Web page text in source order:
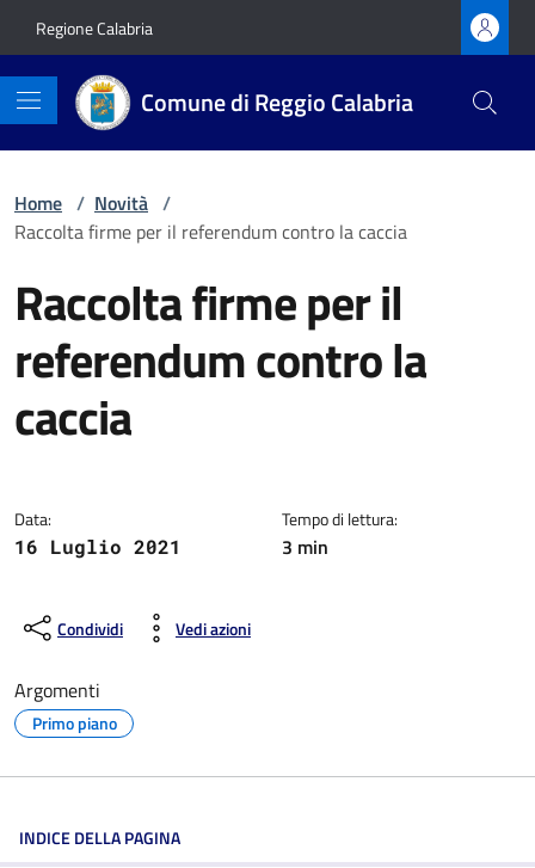
Regione Calabria
Comune di Reggio Calabria
Home / Novità /
Raccolta firme per il referendum contro la caccia
Raccolta firme per il
referendum contro la
caccia
Data:
16 Luglio 2021
Tempo di lettura:
3 min
Condividi Vedi azioni
Argomenti
Primo piano
INDICE DELLA PAGINA